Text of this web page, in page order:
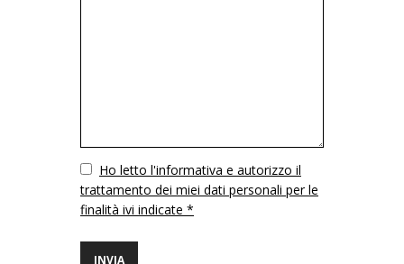
VuotoHo letto l'informativa e autorizzo il
trattamento dei miei dati personali per le
finalità ivi indicate *